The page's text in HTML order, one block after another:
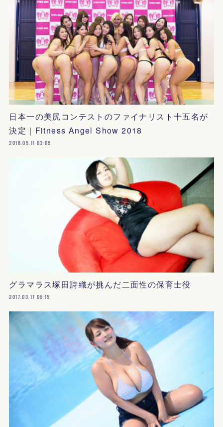
日本一の美尻コンテストのファイナリスト十五名が
決定｜Fitness Angel Show 2018
2018.05.11 03:05
グラマラス塚田詩織が挑んだ二面性の保育士役
2017.03.17 05:15